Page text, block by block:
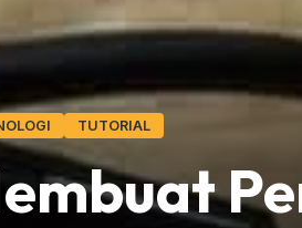
TUTORIAL